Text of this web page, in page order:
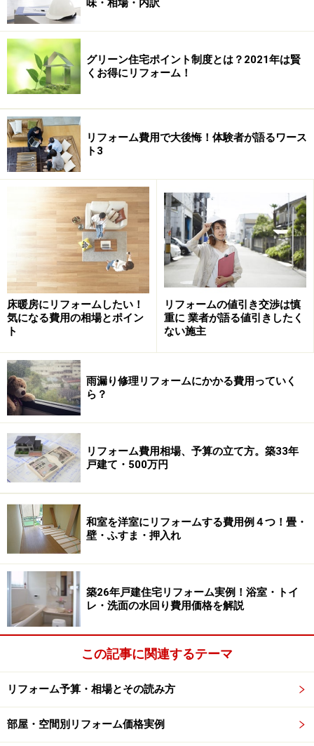
ブラインド」
日差しを遮るだけではなく、日射熱も大幅にカットしてくれ
る遮熱スリットブラインドは、真夏の部屋の温度上昇を和ら
真夏の直射日光が窓から入り込むと、室内はジリジリと
熱せられます。太陽の光を遮りたくても昼間からカーテ
ンを閉めてしまうというのも気が引けますし、ブライン
ドを使うにしてもブラインドそのものが熱を持ってしま
うので、あまり涼しく感じないのが現実なのではないで
しょうか。
そこで最近では「遮熱スラットブラインド」というもの
が登場しています。これはブラインドのスラット部分に
遮熱塗料がコーティングされており、日射熱をカットす
るため室温の上昇を防ぎ、冷暖房効率を高めてくれるの
です。幅800mm×高さ600mm程度なら2万～4万円、幅
2,600mm×高さ2,000mm程度のものでも3万～5万円程度
と比較的リーズナブル。
従来のブラインドに比べ、遮熱スラットブラインドの方
が、室内表面側温度が3～6℃も低くなるという実験結果
もあり、太陽の光が入り込む窓には効果的な省エネリフ
ォームと言えるでしょう。
グリーン住宅ポイント制度とは？2021年は賢
くお得にリフォーム！
リフォーム費用で大後悔！体験者が語るワース
ト3
床暖房にリフォームしたい！
気になる費用の相場とポイン
ト
リフォームの値引き交渉は慎
重に 業者が語る値引きしたく
ない施主
雨漏り修理リフォームにかかる費用っていく
ら？
リフォーム費用相場、予算の立て方。築33年
戸建て・500万円
和室を洋室にリフォームする費用例４つ！畳・
壁・ふすま・押入れ
築26年戸建住宅リフォーム実例！浴室・トイ
レ・洗面の水回り費用価格を解説
この記事に関連するテーマ
リフォーム予算・相場とその読み方
部屋・空間別リフォーム価格実例